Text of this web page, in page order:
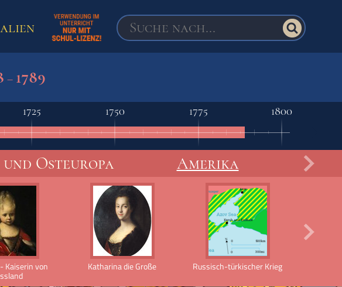
– 1789
1725 1750 1775 1800
Osteuropa Amerika
Kaiserin von Katharina die Große Russisch-türkischer Krieg